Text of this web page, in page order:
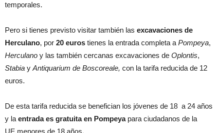
temporales.
Pero si tienes previsto visitar también las excavaciones de
Herculano, por 20 euros tienes la entrada completa a Pompeya,
Herculano y las también cercanas excavaciones de Oplontis,
Stabia y Antiquarium de Boscoreale, con la tarifa reducida de 12
euros.
De esta tarifa reducida se benefician los jóvenes de 18 a 24 años
y la entrada es gratuita en Pompeya para ciudadanos de la
UE menores de 18 años.